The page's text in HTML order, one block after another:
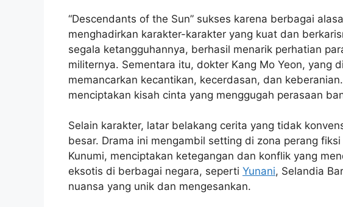
“Descendants of the Sun” sukses karena berbagai
menghadirkan karakter-karakter yang kuat dan
segala ketangguhannya, berhasil menarik perhatian
militernya. Sementara itu, dokter Kang Mo Yeon, yang
memancarkan kecantikan, kecerdasan, dan
menciptakan kisah cinta yang menggugah perasaan
Selain karakter, latar belakang cerita yang tidak
besar. Drama ini mengambil setting di zona perang
Kunumi, menciptakan ketegangan dan konflik yang
eksotis di berbagai negara, seperti Yunani, Selandia
nuansa yang unik dan mengesankan.